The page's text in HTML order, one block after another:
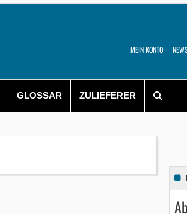
MEIN KONTO
GLOSSAR ZULIEFERER